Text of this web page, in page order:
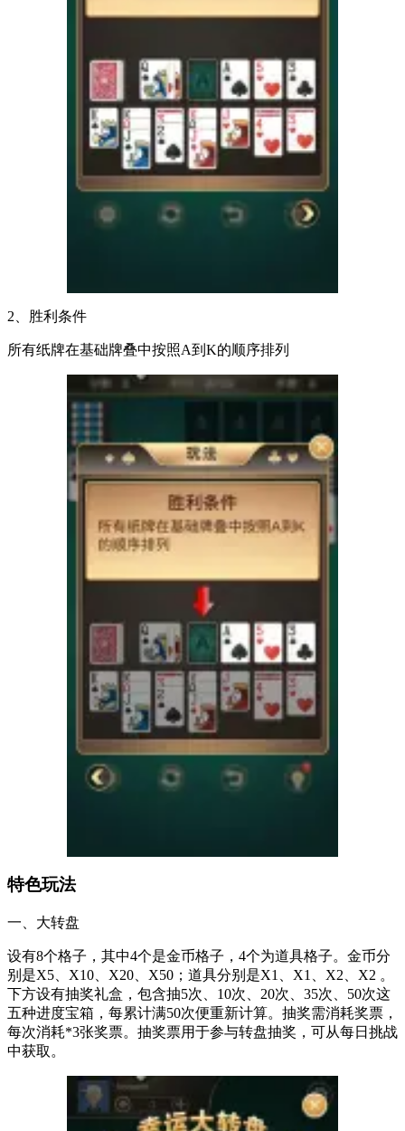
2、胜利条件
所有纸牌在基础牌叠中按照A到K的顺序排列
特色玩法
一、大转盘
设有8个格子，其中4个是金币格子，4个为道具格子。金币分
别是X5、X10、X20、X50；道具分别是X1、X1、X2、X2 。
下方设有抽奖礼盒，包含抽5次、10次、20次、35次、50次这
五种进度宝箱，每累计满50次便重新计算。抽奖需消耗奖票，
每次消耗*3张奖票。抽奖票用于参与转盘抽奖，可从每日挑战
中获取。